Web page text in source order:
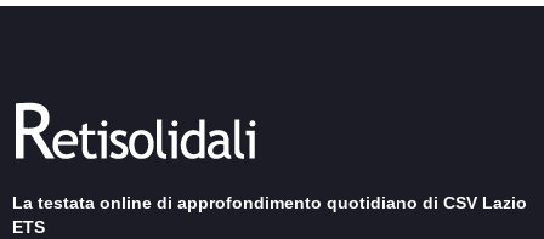
La testata online di approfondimento quotidiano di CSV Lazio
ETS